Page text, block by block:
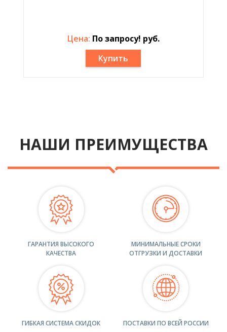
Цена: По запросу! руб.
Купить
НАШИ ПРЕИМУЩЕСТВА
ГАРАНТИЯ ВЫСОКОГО
КАЧЕСТВА
МИНИМАЛЬНЫЕ СРОКИ
ОТГРУЗКИ И ДОСТАВКИ
ГИБКАЯ СИСТЕМА СКИДОК ПОСТАВКИ ПО ВСЕЙ РОССИИ